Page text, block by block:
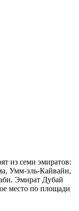
из семи эмиратов:
Умм-эль-Кайвайн,
Эмират Дубай
место по площади